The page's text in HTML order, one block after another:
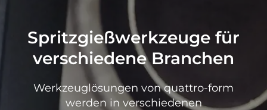
Spritzgießwerkzeuge für
verschiedene Branchen
Werkzeuglösungen von quattro-form
werden in verschiedenen